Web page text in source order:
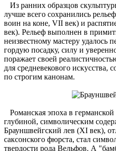
Из ранних образцов
лучше всего сохранились
воин на коне, VII век) и
век). Рельеф выполнен в
неизвестному мастеру удалось
гордую посадку, силу и
поражает своей
для средневекового искусства,
по строгим канонам.
Романская эпоха в германской
глубиной, символическим
Брауншвейгский лев (XI век),
саксонского фюрста, стал
твердости рода Вельфов. А